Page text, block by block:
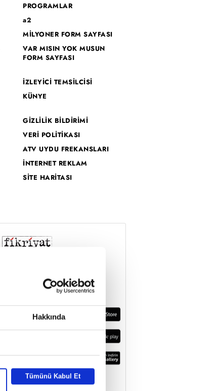
Hakkında
Tümünü Kabul Et
PROGRAMLAR
a2
MİLYONER FORM SAYFASI
VAR MISIN YOK MUSUN
FORM SAYFASI
İZLEYİCİ TEMSİLCİSİ
KÜNYE
GİZLİLİK BİLDİRİMİ
VERİ POLİTİKASI
ATV UYDU FREKANSLARI
İNTERNET REKLAM
SİTE HARİTASI